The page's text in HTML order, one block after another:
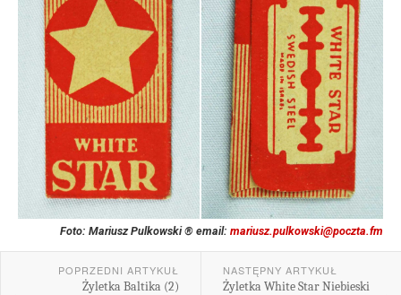
Foto: Mariusz Pulkowski ® email: mariusz.pulkowski@poczta.fm
POPRZEDNI ARTYKUŁ
Żyletka Baltika (2)
NASTĘPNY ARTYKUŁ
Żyletka White Star Niebieski